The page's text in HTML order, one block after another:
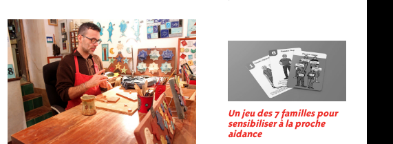
Un jeu des 7 familles pour
sensibiliser à la proche
aidance